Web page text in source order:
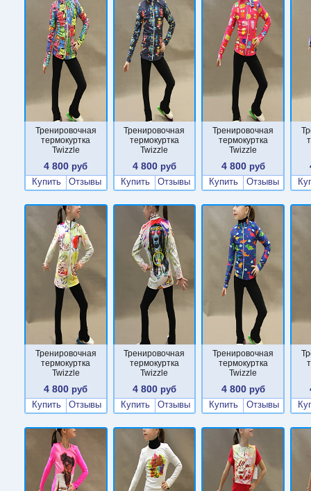
Тренировочная
термокуртка
Twizzle
4 800 руб
Купить
Отзывы
Тренировочная
термокуртка
Twizzle
4 800 руб
Купить
Отзывы
Тренировочная
термокуртка
Twizzle
4 800руб
Купить
Отзывы
Тренировочная
термокуртка
Twizzle
4 800 руб
Купить
Отзывы
Тренировочная
термокуртка
Twizzle
4 800 руб
Купить
Отзывы
Тренировочная
термокуртка
Twizzle
4 800руб
Купить
Отзывы